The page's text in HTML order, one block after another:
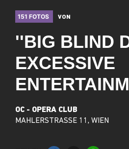
151 FOTOS VON
''BIG BLIND
EXCESSIVE
OC - OPERA CLUB
MAHLERSTRASSE 11, WIEN